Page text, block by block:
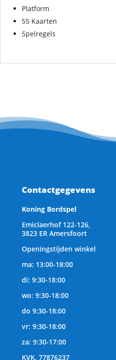
Platform
55 Kaarten
Spelregels
Contactgegevens
Koning Bordspel
Emiclaerhof 122-126,
3823 ER Amersfoort
Openingstijden winkel
ma: 13:00-18:00
di: 9:30-18:00
wo: 9:30-18:00
do 9:30-18:00
vr: 9:30-18:00
za: 9:30-17:00
KVK. 77876237